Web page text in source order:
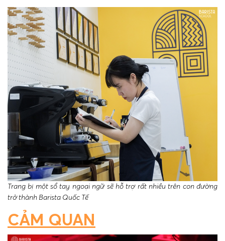
Trang bị một sổ tay ngoại ngữ sẽ hỗ trợ rất nhiều trên con đường
trở thành Barista Quốc Tế
CẢM QUAN